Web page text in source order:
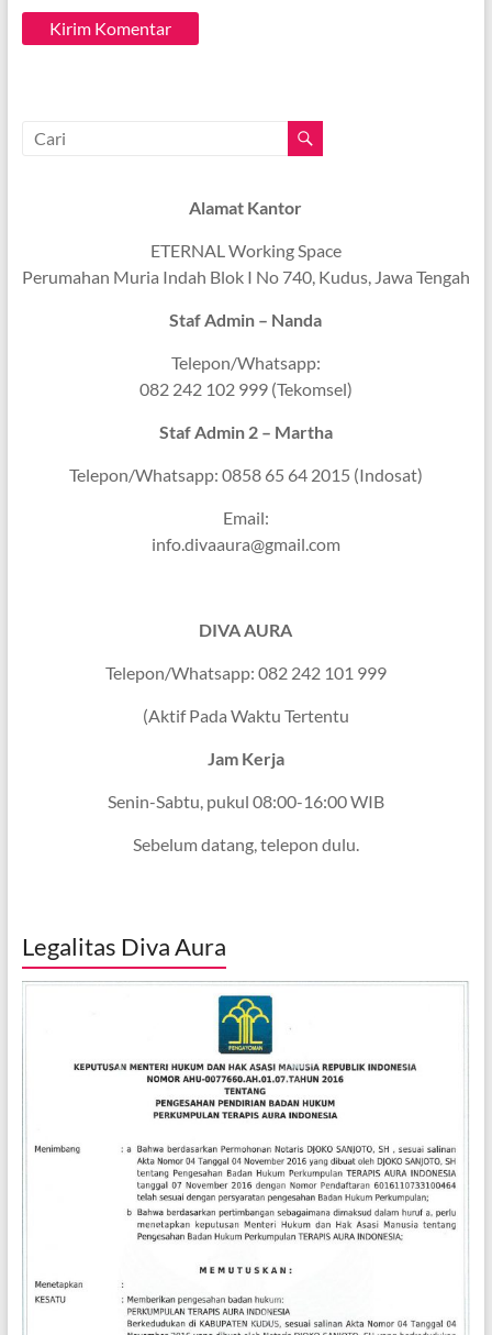
Alamat Kantor
ETERNAL Working Space
Perumahan Muria Indah Blok I No 740, Kudus, Jawa Tengah
Staf Admin – Nanda
Telepon/Whatsapp:
082 242 102 999 (Tekomsel)
Staf Admin 2 – Martha
Telepon/Whatsapp: 0858 65 64 2015 (Indosat)
Email:
info.divaaura@gmail.com
DIVA AURA
Telepon/Whatsapp: 082 242 101 999
(Aktif Pada Waktu Tertentu
Jam Kerja
Senin-Sabtu, pukul 08:00-16:00 WIB
Sebelum datang, telepon dulu.
Legalitas Diva Aura